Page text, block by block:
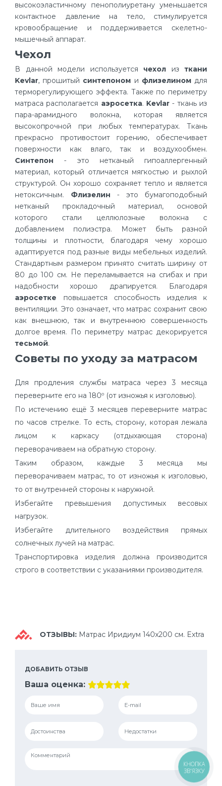
высокоэластичному пенополиуретану уменьшается
контактное давление на тело, стимулируется
кровообращение и поддерживается скелетно-
мышечный аппарат.
Чехол
В данной модели используется чехол из ткани
Kevlar, прошитый синтепоном и флизелином для
терморегулирующего эффекта. Также по периметру
матраса располагается аэросетка. Kevlar- ткань из
пара-арамидного волокна, которая является
высокопрочной при любых температурах. Ткань
прекрасно противостоит горению, обеспечивает
поверхности как влаго, так и воздухообмен.
Синтепон- это нетканый гипоаллергенный
материал, который отличается мягкостью и рыхлой
структурой. Он хорошо сохраняет тепло и является
нетоксичным. Флизелин - это бумагоподобный
нетканый прокладочный материал, основой
которого стали целлюлозные волокна с
добавлением полиэстра. Может быть разной
толщины и плотности, благодаря чему хорошо
адаптируется под разные виды мебельных изделий.
Стандартным размером принято считать ширину от
80 до 100 см. Не переламывается на сгибах и при
надобности хорошо драпируется. Благодаря
аэросетке повышается способность изделия к
вентиляции. Это означает, что матрас сохранит свою
как внешнюю, так и внутреннюю совершенность
долгое время. По периметру матрас декорируется
тесьмой.
Советы по уходу за матрасом
Для продления службы матраса через 3 месяца
переверните его на 180º (от изножья к изголовью).
По истечению ещё 3 месяцев переверните матрас
по часов стрелке. То есть, сторону, которая лежала
лицом к каркасу (отдыхающая сторона)
переворачиваем на обратную сторону.
Таким образом, каждые 3 месяца мы
переворачиваем матрас, то от изножья к изголовью,
то от внутренней стороны к наружной.
Избегайте превышения допустимых весовых
нагрузок.
Избегайте длительного воздействия прямых
солнечных лучей на матрас.
Транспортировка изделия должна производится
строго в соответствии с указаниями производителя.
ОТЗЫВЫ: Матрас Иридиум 140х200 см. Extra
ДОБАВИТЬ ОТЗЫВ
Ваша оценка:
КНОПКА
ЗВ'ЯЗКУ